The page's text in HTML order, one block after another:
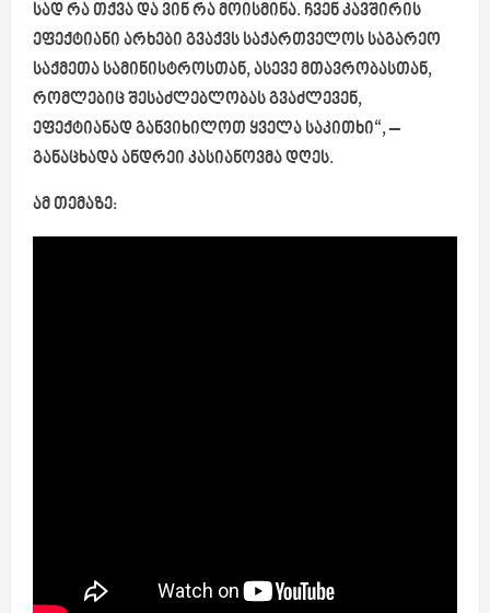
სად რა თქვა და ვინ რა მოისმინა. ჩვენ კავშირის
ეფექტიანი არხები გვაქვს საქართველოს საგარეო
საქმეთა სამინისტროსთან, ასევე მთავრობასთან,
რომლებიც შესაძლებლობას გვაძლევენ,
ეფექტიანად განვიხილოთ ყველა საკითხი“,–
განაცხადა ანდრეი კასიანოვმა დღეს.
ამ თემაზე: